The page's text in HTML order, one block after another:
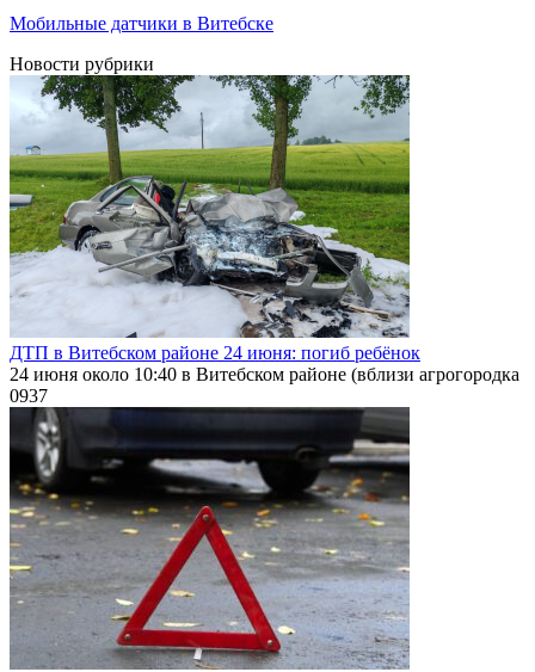
Мобильные датчики в Витебске
Новости рубрики
ДТП в Витебском районе 24 июня: погиб ребёнок
24 июня около 10:40 в Витебском районе (вблизи агрогородка
0937